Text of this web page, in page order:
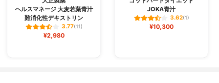
ヘルスマネージ 大麦若葉青汁
難消化性デキストリン
3.77(11)
¥2,980
JOKA青汁
3.62(1)
¥10,300